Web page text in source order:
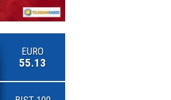
EURO
55.13